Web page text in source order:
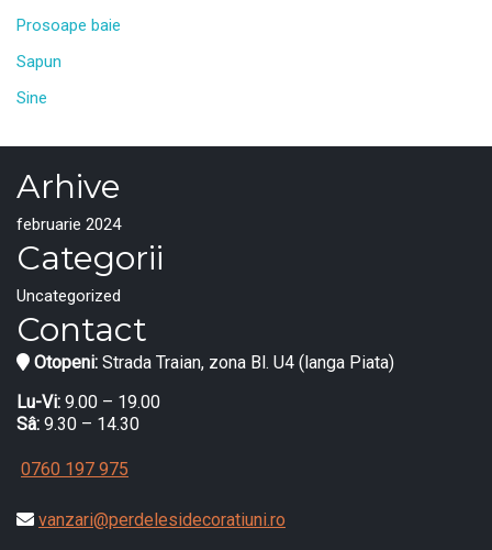
Prosoape baie
Sapun
Sine
Arhive
februarie 2024
Categorii
Uncategorized
Contact
Otopeni: Strada Traian, zona Bl. U4 (langa Piata)
Lu-Vi: 9.00 – 19.00
Sâ: 9.30 – 14.30
0760 197 975
vanzari@perdelesidecoratiuni.ro